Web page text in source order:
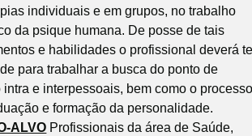
individuais e em grupos, no trabalho
da psique humana. De posse de tais
e habilidades o profissional deverá
para trabalhar a busca do ponto de
e interpessoais, bem como o
e formação da personalidade.
ALVO Profissionais da área de Saúde,